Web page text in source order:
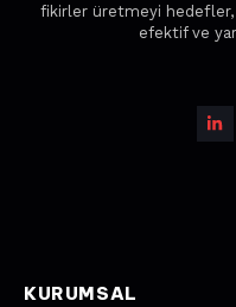
fikirler üretmeyi
efektif ve
KURUMSAL